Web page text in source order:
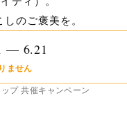
のご褒美を。
— 6.21
ません
プ 共催キャンペーン